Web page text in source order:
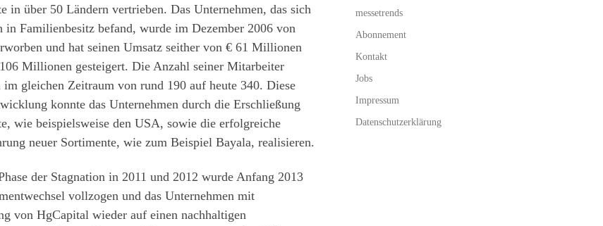
in über 50 Ländern vertrieben. Das Unternehmen, das sich
in Familienbesitz befand, wurde im Dezember 2006 von
und hat seinen Umsatz seither von € 61 Millionen
Millionen gesteigert. Die Anzahl seiner Mitarbeiter
im gleichen Zeitraum von rund 190 auf heute 340. Diese
konnte das Unternehmen durch die Erschließung
wie beispielsweise den USA, sowie die erfolgreiche
neuer Sortimente, wie zum Beispiel Bayala, realisieren.
der Stagnation in 2011 und 2012 wurde Anfang 2013
vollzogen und das Unternehmen mit
von HgCapital wieder auf einen nachhaltigen
messetrends
Abonnement
Kontakt
Jobs
Impressum
Datenschutzerklärung